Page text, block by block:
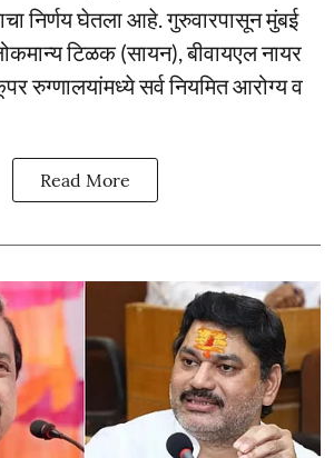
निर्णय घेतला आहे. गुरुवारपासून मुंबई
टिळक (सायन), बीवायएल नायर
रुग्णालयांमध्ये सर्व नियमित आरोग्य व
Read More